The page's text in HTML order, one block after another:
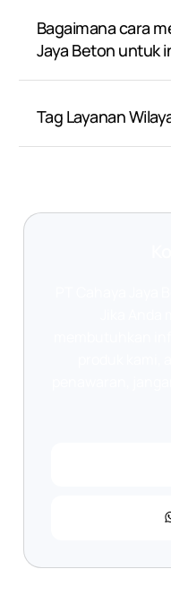
Bagaimana cara
Jaya Beton untuk
Tag Layanan